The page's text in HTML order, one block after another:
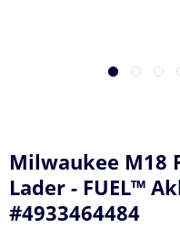
Milwaukee M18
Lader - FUEL™
#4933464484